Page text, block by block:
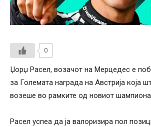
0
Џорџ Расел, возачот на Мерцедес е
за Големата награда на Австрија која
возеше во рамките од новиот
Расел успеа да ја валоризира пол